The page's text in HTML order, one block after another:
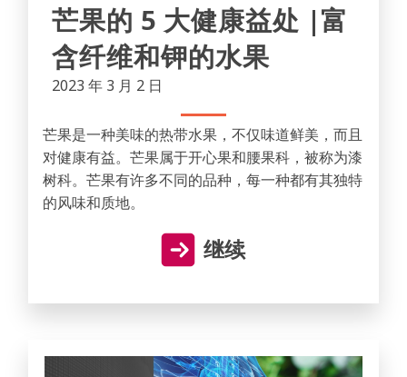
芒果的 5 大健康益处 |富
含纤维和钾的水果
2023 年 3 月 2 日
芒果是一种美味的热带水果，不仅味道鲜美，而且
对健康有益。芒果属于开心果和腰果科，被称为漆
树科。芒果有许多不同的品种，每一种都有其独特
的风味和质地。
继续